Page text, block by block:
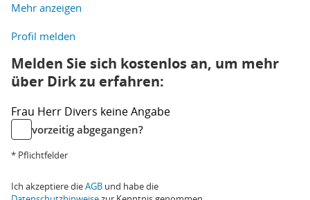
Mehr anzeigen
Profil melden
Melden Sie sich kostenlos an, um mehr
über Dirk zu erfahren:
Frau Herr Divers keine Angabe
vorzeitig abgegangen?
* Pflichtfelder
Ich akzeptiere dieAGB und habe die